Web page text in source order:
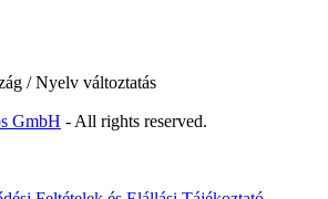
/ Nyelv változtatás
GmbH - All rights reserved.